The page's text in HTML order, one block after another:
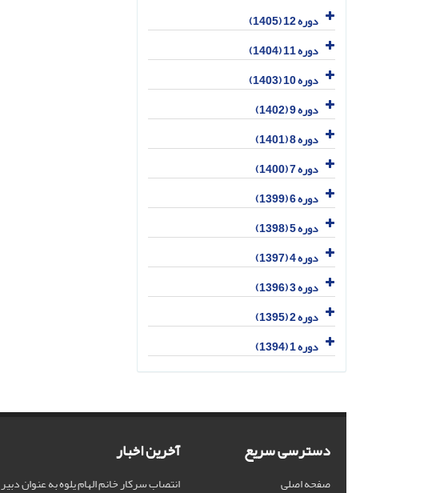
دوره 12 (1405)
دوره 11 (1404)
دوره 10 (1403)
دوره 9 (1402)
دوره 8 (1401)
دوره 7 (1400)
دوره 6 (1399)
دوره 5 (1398)
دوره 4 (1397)
دوره 3 (1396)
دوره 2 (1395)
دوره 1 (1394)
دسترسی سریع
صفحه اصلی
آخرین اخبار
انتصاب سرکار خانم الهام یلوه به عنوان دبیر